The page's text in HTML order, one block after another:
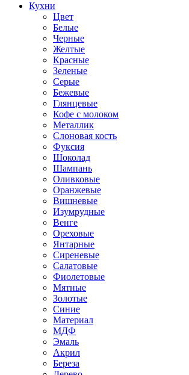
Кухни
Цвет
Белые
Черные
Желтые
Красные
Зеленые
Серые
Бежевые
Глянцевые
Кофе с молоком
Металлик
Слоновая кость
Фуксия
Шоколад
Шампань
Оливковые
Оранжевые
Вишневые
Изумрудные
Венге
Ореховые
Янтарные
Сиреневые
Салатовые
Фиолетовые
Мятные
Золотые
Синие
Материал
МДФ
Эмаль
Акрил
Береза